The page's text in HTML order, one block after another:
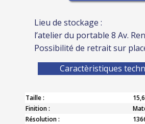
Lieu de stockage :
l’atelier du portable 8 Av.
Possibilité de retrait sur
Caractèristiques
Taille :
Finition :
Résolution :